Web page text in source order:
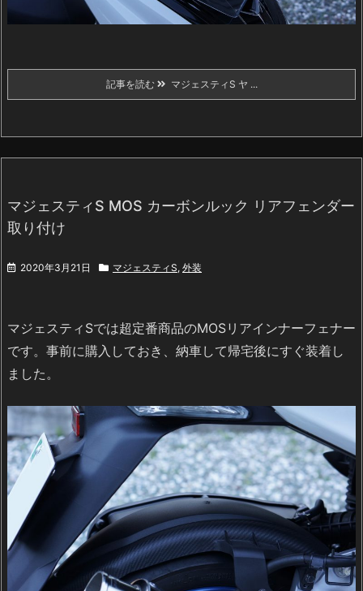
記事を読む マジェスティS ヤ ...
マジェスティS MOS カーボンルック リアフェンダー
取り付け
2020年3月21日 マジェスティS, 外装
マジェスティSでは超定番商品のMOSリアインナーフェナー
です。事前に購入しておき、納車して帰宅後にすぐ装着し
ました。